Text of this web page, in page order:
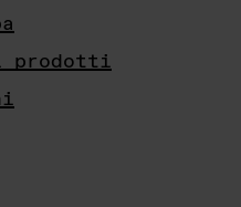
prodotti